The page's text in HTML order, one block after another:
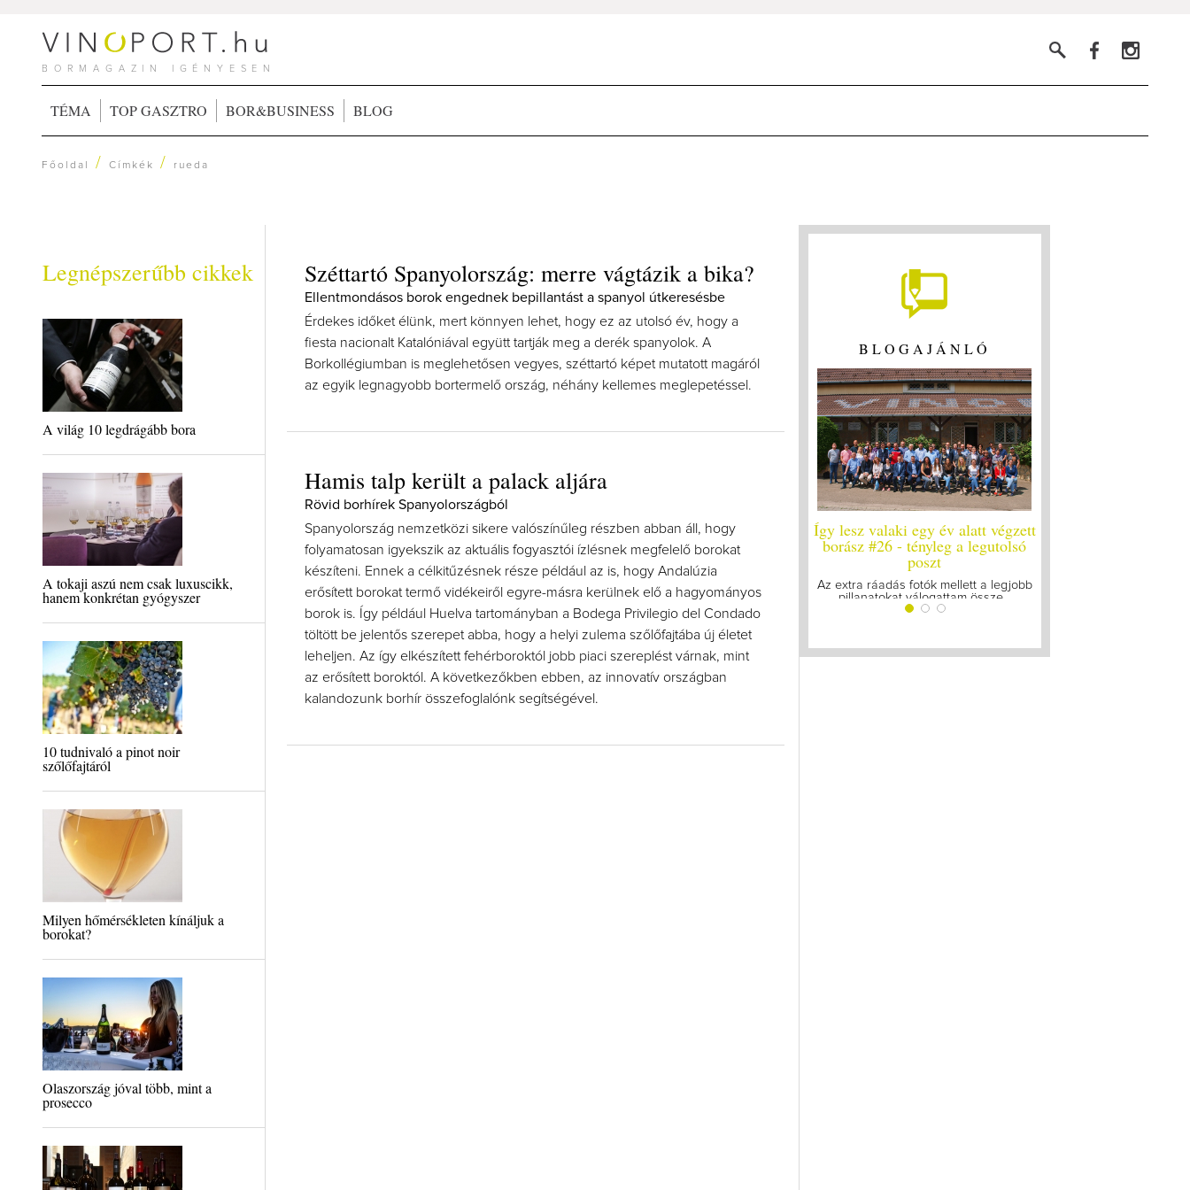
BORMAGAZIN IGÉNYESEN
TÉMA TOP GASZTRO BOR&BUSINESS BLOG
Főoldal /Címkék / rueda
Legnépszerűbb cikkek
A világ 10 legdrágább bora
A tokaji aszú nem csak luxuscikk,
hanem konkrétan gyógyszer
10 tudnivaló a pinot noir
szőlőfajtáról
Milyen hőmérsékleten kínáljuk a
borokat?
Olaszország jóval több, mint a
prosecco
Széttartó Spanyolország: merre vágtázik a bika?
Ellentmondásos borok engednek bepillantást a spanyol útkeresésbe
Érdekes időket élünk, mert könnyen lehet, hogy ez az utolsó év, hogy a
fiesta nacionalt Katalóniával együtt tartják meg a derék spanyolok. A
Borkollégiumban is meglehetősen vegyes, széttartó képet mutatott magáról
az egyik legnagyobb bortermelő ország, néhány kellemes meglepetéssel.
Hamis talp került a palack aljára
Rövid borhírek Spanyolországból
Spanyolország nemzetközi sikere valószínűleg részben abban áll, hogy
folyamatosan igyekszik az aktuális fogyasztói ízlésnek megfelelő borokat
készíteni. Ennek a célkitűzésnek része például az is, hogy Andalúzia
erősített borokat termő vidékeiről egyre-másra kerülnek elő a hagyományos
borok is. Így például Huelva tartományban a Bodega Privilegio del Condado
töltött be jelentős szerepet abba, hogy a helyi zulema szőlőfajtába új életet
leheljen. Az így elkészített fehérboroktól jobb piaci szereplést várnak, mint
az erősített boroktól. A következőkben ebben, az innovatív országban
kalandozunk borhír összefoglalónk segítségével.
BLOGAJÁNLÓ
Így lesz valaki egy év alatt végzett
borász #26 - tényleg a legutolsó
poszt
Az extra ráadás fotók mellett a legjobb
pillanatokat válogattam össze...